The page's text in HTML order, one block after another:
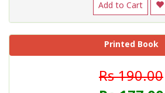
Add to Cart
Printed Book
Rs 190.00